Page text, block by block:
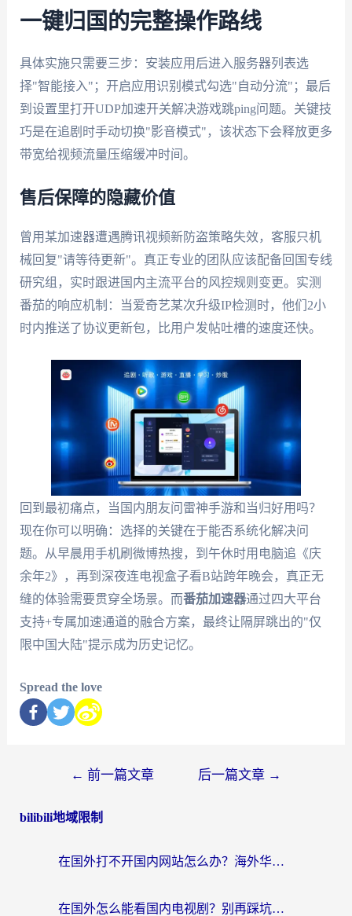
一键归国的完整操作路线
具体实施只需要三步：安装应用后进入服务器列表选
择"智能接入"；开启应用识别模式勾选"自动分流"；最后
到设置里打开UDP加速开关解决游戏跳ping问题。关键技
巧是在追剧时手动切换"影音模式"，该状态下会释放更多
带宽给视频流量压缩缓冲时间。
售后保障的隐藏价值
曾用某加速器遭遇腾讯视频新防盗策略失效，客服只机
械回复"请等待更新"。真正专业的团队应该配备回国专线
研究组，实时跟进国内主流平台的风控规则变更。实测
番茄的响应机制：当爱奇艺某次升级IP检测时，他们2小
时内推送了协议更新包，比用户发帖吐槽的速度还快。
回到最初痛点，当国内朋友问雷神手游和当归好用吗？
现在你可以明确：选择的关键在于能否系统化解决问
题。从早晨用手机刷微博热搜，到午休时用电脑追《庆
余年2》，再到深夜连电视盒子看B站跨年晚会，真正无
缝的体验需要贯穿全场景。而番茄加速器通过四大平台
支持+专属加速通道的融合方案，最终让隔屏跳出的"仅
限中国大陆"提示成为历史记忆。
Spread the love
← 前一篇文章 后一篇文章 →
bilibili地域限制
在国外打不开国内网站怎么办？海外华人亲测的回国加速器选择指南
在国外怎么能看国内电视剧？别再踩坑！这篇给你真实解决方案